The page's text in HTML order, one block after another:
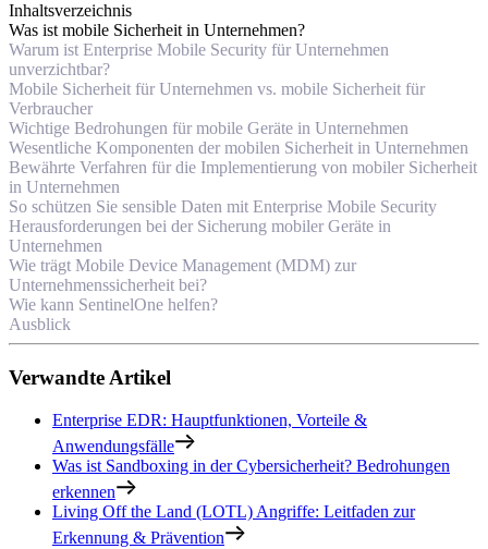
Inhaltsverzeichnis
Was ist mobile Sicherheit in Unternehmen?
Warum ist Enterprise Mobile Security für Unternehmen
unverzichtbar?
Mobile Sicherheit für Unternehmen vs. mobile Sicherheit für
Verbraucher
Wichtige Bedrohungen für mobile Geräte in Unternehmen
Wesentliche Komponenten der mobilen Sicherheit in Unternehmen
Bewährte Verfahren für die Implementierung von mobiler Sicherheit
in Unternehmen
So schützen Sie sensible Daten mit Enterprise Mobile Security
Herausforderungen bei der Sicherung mobiler Geräte in
Unternehmen
Wie trägt Mobile Device Management (MDM) zur
Unternehmenssicherheit bei?
Wie kann SentinelOne helfen?
Ausblick
Verwandte Artikel
Enterprise EDR: Hauptfunktionen, Vorteile &
Anwendungsfälle
Was ist Sandboxing in der Cybersicherheit? Bedrohungen
erkennen
Living Off the Land (LOTL) Angriffe: Leitfaden zur
Erkennung & Prävention